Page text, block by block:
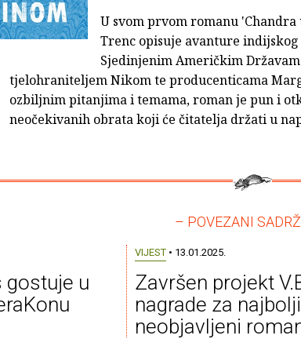
U svom prvom romanu
Trenc opisuje avanture
Sjedinjenim Američkim
tjelohraniteljem Nikom te producenticama
ozbiljnim pitanjima i temama, roman je pun i
neočekivanih obrata koji će čitatelja držati u
– POVEZANI
gostuje u
VIJEST• 13.01.2025.
Završen projekt
nagrade za najbolji
neobjavljeni